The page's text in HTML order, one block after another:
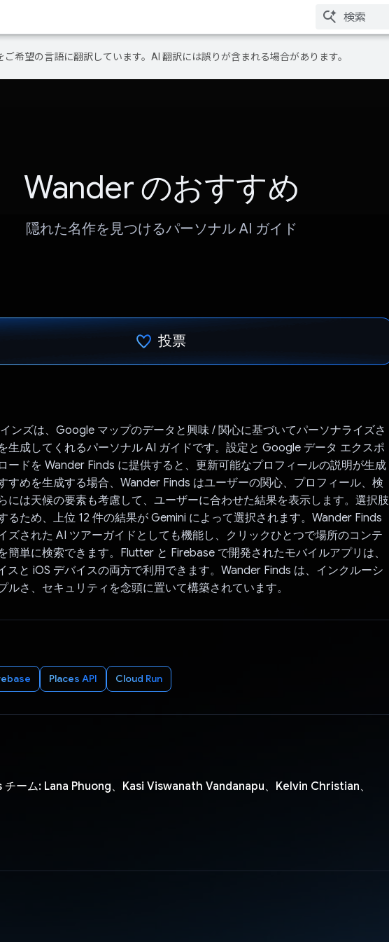
希望の言語に翻訳しています。AI 翻訳には誤りが含まれる場合があります。
Wander のおすすめ
隠れた名作を見つけるパーソナル AI ガイド
投票
ンズは、Google マップのデータと興味 / 関心に基づいてパーソナライズさ
生成してくれるパーソナル AI ガイドです。設定と Google データ エクスポ
ードを Wander Finds に提供すると、更新可能なプロフィールの説明が生成
すめを生成する場合、Wander Finds はユーザーの関心、プロフィール、検
には天候の要素も考慮して、ユーザーに合わせた結果を表示します。選択肢
るため、上位 12 件の結果が Gemini によって選択されます。Wander Finds
ズされた AI ツアーガイドとしても機能し、クリックひとつで場所のコンテ
簡単に検索できます。Flutter と Firebase で開発されたモバイルアプリは、
スと iOS デバイスの両方で利用できます。Wander Finds は、インクルーシ
ルさ、セキュリティを念頭に置いて構築されています。
Places API Cloud Run
ーム: Lana Phuong、Kasi Viswanath Vandanapu、Kelvin Christian、